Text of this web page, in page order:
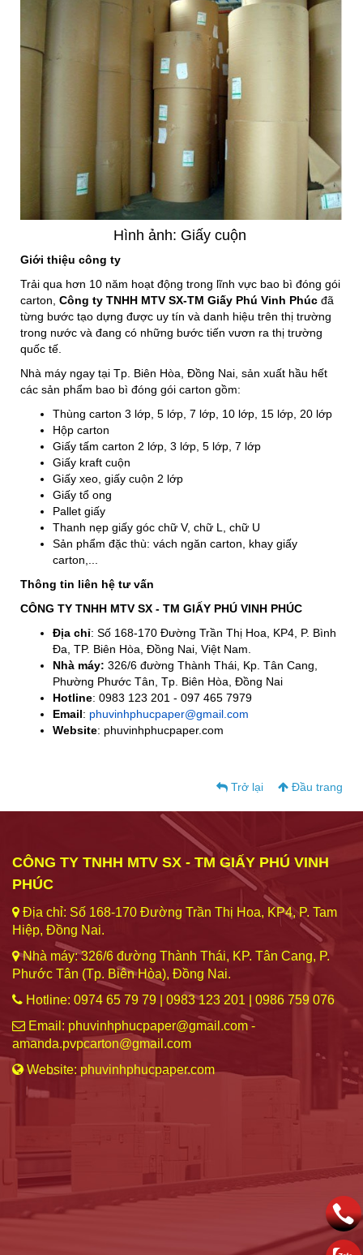
Hình ảnh: Giấy cuộn
Giới thiệu công ty
Trải qua hơn 10 năm hoạt động trong lĩnh vực bao bì đóng gói
carton, Công ty TNHH MTV SX-TM Giấy Phú Vinh Phúc đã
từng bước tạo dựng được uy tín và danh hiệu trên thị trường
trong nước và đang có những bước tiến vươn ra thị trường
quốc tế.
Nhà máy ngay tại Tp. Biên Hòa, Đồng Nai, sản xuất hầu hết
các sản phẩm bao bì đóng gói carton gồm:
Thùng carton 3 lớp, 5 lớp, 7 lớp, 10 lớp, 15 lớp, 20 lớp
Hộp carton
Giấy tấm carton 2 lớp, 3 lớp, 5 lớp, 7 lớp
Giấy kraft cuộn
Giấy xeo, giấy cuộn 2 lớp
Giấy tổ ong
Pallet giấy
Thanh nẹp giấy góc chữ V, chữ L, chữ U
Sản phẩm đặc thù: vách ngăn carton, khay giấy
carton,...
Thông tin liên hệ tư vấn
CÔNG TY TNHH MTV SX - TM GIẤY PHÚ VINH PHÚC
Địa chỉ: Số 168-170 Đường Trần Thị Hoa, KP4, P. Bình
Đa, TP. Biên Hòa, Đồng Nai, Việt Nam.
Nhà máy: 326/6 đường Thành Thái, Kp. Tân Cang,
Phường Phước Tân, Tp. Biên Hòa, Đồng Nai
Hotline: 0983 123 201 - 097 465 7979
Email: phuvinhphucpaper@gmail.com
Website: phuvinhphucpaper.com
Trở lại Đầu trang
CÔNG TY TNHH MTV SX - TM GIẤY PHÚ VINH
PHÚC
Địa chỉ: Số 168-170 Đường Trần Thị Hoa, KP4, P. Tam
Hiệp, Đồng Nai.
Nhà máy: 326/6 đường Thành Thái, KP. Tân Cang, P.
Phước Tân (Tp. Biên Hòa), Đồng Nai.
Hotline: 0974 65 79 79 | 0983 123 201 | 0986 759 076
Email: phuvinhphucpaper@gmail.com -
amanda.pvpcarton@gmail.com
Website: phuvinhphucpaper.com